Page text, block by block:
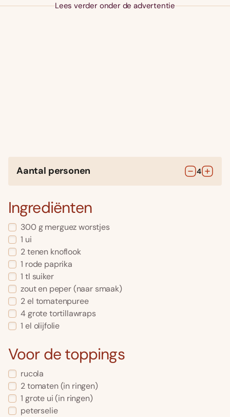
Lees verder onder de advertentie
Aantal personen 4
Ingrediënten
300 g merguez worstjes
1 ui
2tenen knoflook
1 rode paprika
1 tl suiker
zout en peper(naar smaak)
2el tomatenpuree
4grote tortillawraps
1 el olijfolie
Voor de toppings
rucola
2tomaten(in ringen)
1 grote ui(in ringen)
peterselie